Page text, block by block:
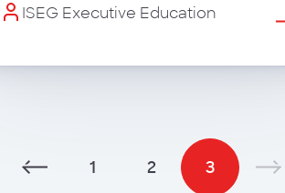
ISEG Executive Education
1 2 3